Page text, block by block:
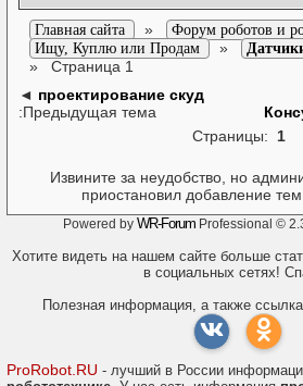
Главная сайта » Форум роботов и
Ищу, Куплю или Продам »
» Страница 1
◄ проектирование скуд
:Предыдущая тема
Страницы: 1
Извините за неудобство, но
приостановил добавление
Powered by WR-Forum Professional ©
Хотите видеть на нашем сайте больше
в социальных сетях!
Полезная информация, а также
ProRobot.RU - лучший в России